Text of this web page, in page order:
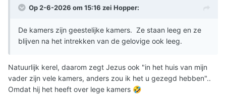
Op 2-6-2026 om 15:16 zei Hopper:
De kamers zijn geestelijke kamers. Ze staan leeg en ze
blijven na het intrekken van de gelovige ook leeg.
Natuurlijk kerel, daarom zegt Jezus ook "in het huis van mijn
vader zijn vele kamers, anders zou ik het u gezegd hebben"..
Omdat hij het heeft over lege kamers 🤣